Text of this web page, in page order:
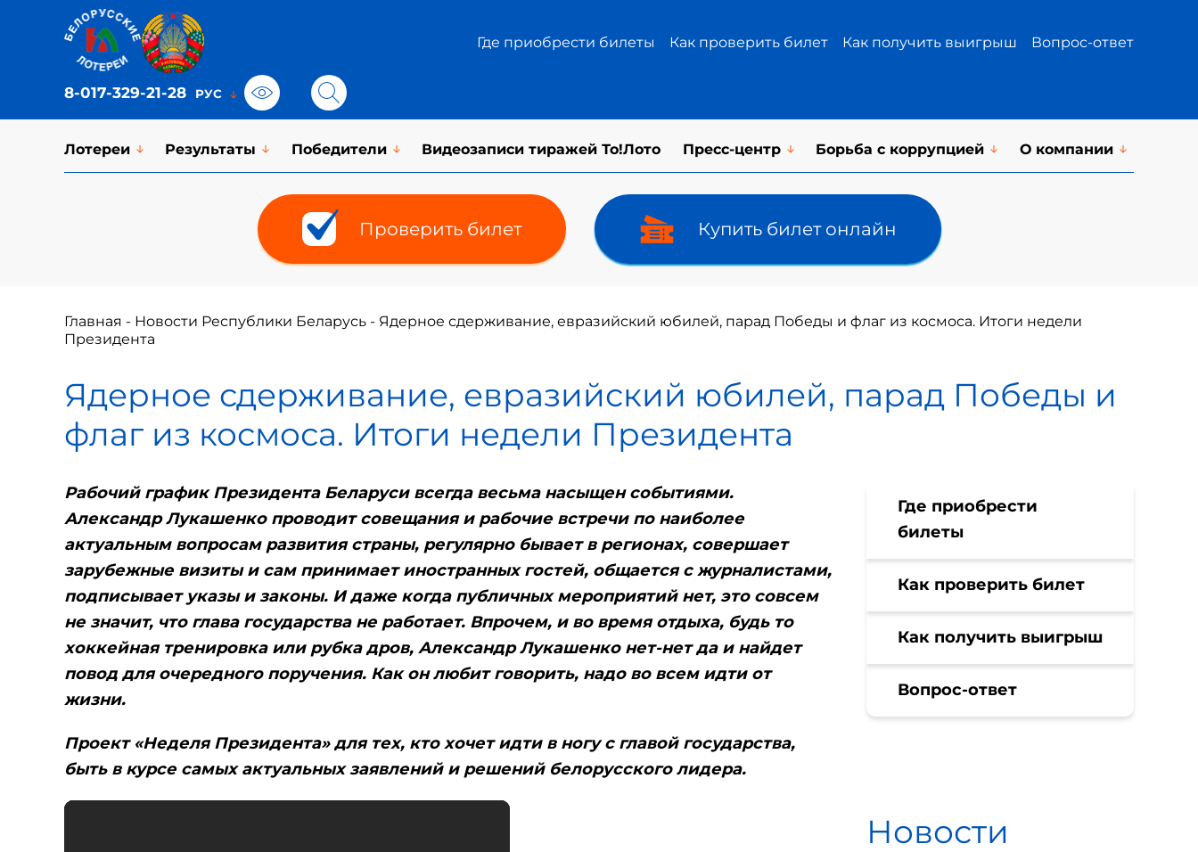
Где приобрести билеты Как проверить билет Как получить выигрыш Вопрос-ответ
8-017-329-21-28
Лотереи Результаты Победители Видеозаписи тиражей То!Лото Пресс-центр Борьба с коррупцией О компании
Проверить билет Купить билет онлайн
Главная - Новости Республики Беларусь - Ядерное сдерживание, евразийский юбилей, парад Победы и флаг из космоса. Итоги недели
Президента
Ядерное сдерживание, евразийский юбилей, парад Победы и
флаг из космоса. Итоги недели Президента
Рабочий график Президента Беларуси всегда весьма насыщен событиями.
Александр Лукашенко проводит совещания и рабочие встречи по наиболее
актуальным вопросам развития страны, регулярно бывает в регионах, совершает
зарубежные визиты и сам принимает иностранных гостей, общается с журналистами,
подписывает указы и законы. И даже когда публичных мероприятий нет, это совсем
не значит, что глава государства не работает. Впрочем, и во время отдыха, будь то
хоккейная тренировка или рубка дров, Александр Лукашенко нет-нет да и найдет
повод для очередного поручения. Как он любит говорить, надо во всем идти от
жизни.
Проект «Неделя Президента» для тех, кто хочет идти в ногу с главой государства,
быть в курсе самых актуальных заявлений и решений белорусского лидера.
Где приобрести
билеты
Как проверить билет
Как получить выигрыш
Вопрос-ответ
Новости